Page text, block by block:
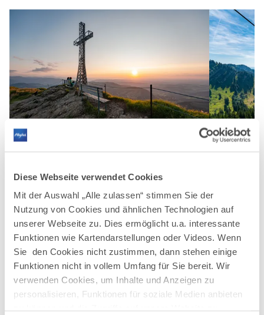
Diese Webseite verwendet Cookies
Mit der Auswahl „Alle zulassen“ stimmen Sie der
Nutzung von Cookies und ähnlichen Technologien auf
unserer Webseite zu. Dies ermöglicht u.a. interessante
Funktionen wie Kartendarstellungen oder Videos. Wenn
Sie den Cookies nicht zustimmen, dann stehen einige
Funktionen nicht in vollem Umfang für Sie bereit. Wir
verwenden Cookies, um Inhalte und Anzeigen zu
personalisieren, Funktionen für soziale Medien anbieten
© ©
AUF DER KARTE ANZEIGEN